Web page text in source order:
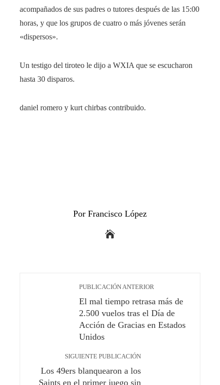
acompañados de sus padres o tutores después de las 15:00
horas, y que los grupos de cuatro o más jóvenes serán
«dispersos».
Un testigo del tiroteo le dijo a WXIA que se escucharon
hasta 30 disparos.
daniel romero y kurt chirbas contribuido.
Por Francisco López
PUBLICACIÓN ANTERIOR
El mal tiempo retrasa más de
2.500 vuelos tras el Día de
Acción de Gracias en Estados
Unidos
SIGUIENTE PUBLICACIÓN
Los 49ers blanquearon a los
Saints en el primer juego sin